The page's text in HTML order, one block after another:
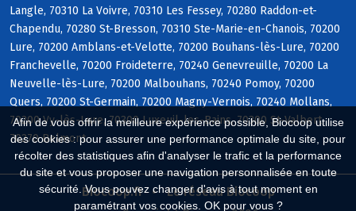
Afin de vous offrir la meilleure expérience possible, Biocoop utilise
des cookies : pour assurer une performance optimale du site, pour
récolter des statistiques afin d'analyser le trafic et la performance
du site et vous proposer une navigation personnalisée en toute
sécurité. Vous pouvez changer d'avis à tout moment en
paramétrant vos cookies. OK pour vous ?
Langle, 70310 La Voivre, 70310 Les Fessey, 70280 Raddon-et-
Chapendu, 70280 St-Bresson, 70310 Ste-Marie-en-Chanois, 70200
Lure, 70200 Amblans-et-Velotte, 70200 Bouhans-lès-Lure, 70200
Franchevelle, 70200 Froideterre, 70240 Genevreuille, 70200 La
Neuvelle-lès-Lure, 70200 Malbouhans, 70240 Pomoy, 70200
Quers, 70200 St-Germain, 70200 Magny-Vernois, 70240 Mollans,
70200 Vy-lès-Lure, 70300 Luxeuil-les-Bains, 70300 St-Valbert,
70270 Belmont
Biocoop.fr
Le réseau Biocoop